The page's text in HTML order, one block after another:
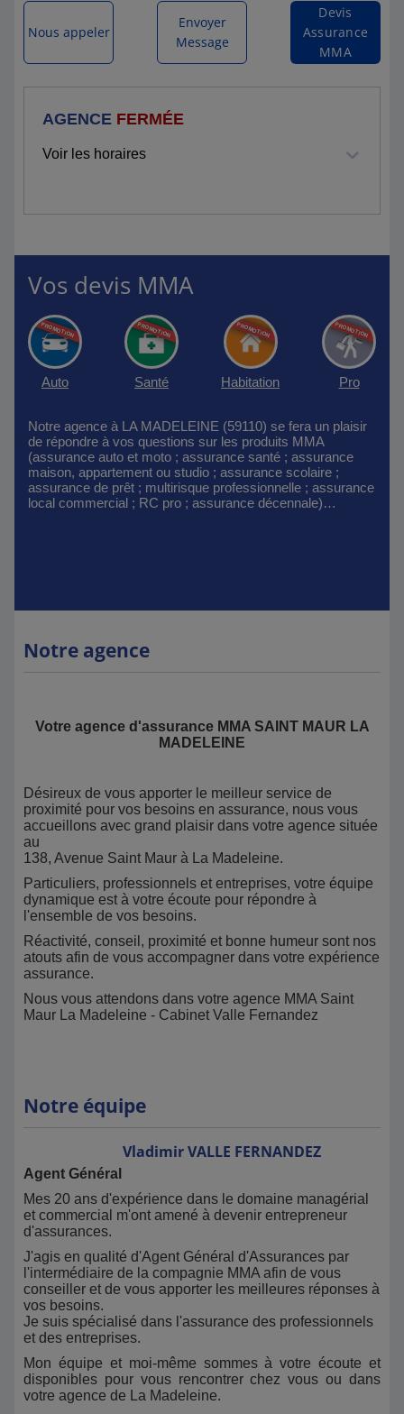
AGENCE FERMÉE
Voir les horaires
Nous appeler
Envoyer
Message
Devis
Assurance
MMA
Vos devis MMA
Auto Santé Habitation Pro
Notre agence à LA MADELEINE (59110) se fera un plaisir
de répondre à vos questions sur les produits MMA
(assurance auto et moto ; assurance santé ; assurance
maison, appartement ou studio ; assurance scolaire ;
assurance de prêt ; multirisque professionnelle ; assurance
local commercial ; RC pro ; assurance décennale)…
Notre agence
Votre agence d'assurance MMA SAINT MAUR LA
MADELEINE
Désireux de vous apporter le meilleur service de
proximité pour vos besoins en assurance, nous vous
accueillons avec grand plaisir dans votre agence située
au
138, Avenue Saint Maur à La Madeleine.
Particuliers, professionnels et entreprises, votre équipe
dynamique est à votre écoute pour répondre à
l'ensemble de vos besoins.
Réactivité, conseil, proximité et bonne humeur sont nos
atouts afin de vous accompagner dans votre expérience
assurance.
Nous vous attendons dans votre agence MMA Saint
Maur La Madeleine - Cabinet Valle Fernandez
Notre équipe
VladimirVALLE FERNANDEZ
Agent Général
Mes 20 ans d'expérience dans le domaine managérial
et commercial m'ont amené à devenir entrepreneur
d'assurances.
J'agis en qualité d'Agent Général d'Assurances par
l'intermédiaire de la compagnie MMA afin de vous
conseiller et de vous apporter les meilleures réponses à
vos besoins.
Je suis spécialisé dans l'assurance des professionnels
et des entreprises.
Mon équipe et moi-même sommes à votre écoute et
disponibles pour vous rencontrer chez vous ou dans
votre agence de La Madeleine.